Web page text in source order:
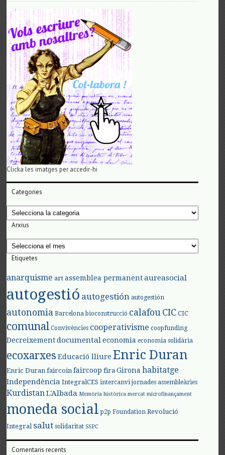
Clicka les imatges per accedir-hi
Categories
Categories
Arxius
Arxius
Etiquetes
anarquisme art assemblea permanent aureasocial
autogestió autogestión autogestión
autonomia Barcelona bioconstrucció calafouCIC CIC
comunal Convivències cooperativisme coopfunding
Decreixement documental economia economia solidària
ecoxarxes Educació lliure Enric Duran
Enric Duran faircoin faircoop fira Girona habitatge
Independència IntegralCES intercanvi jornades assembleàries
KurdistanL'Albada Memòria històrica mercat microfinançament
moneda social p2p Foundation Revolució
Integral salut solidaritat SSPC
Comentaris recents